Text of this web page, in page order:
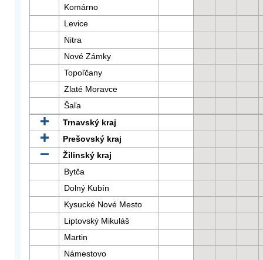
Komárno
Levice
Nitra
Nové Zámky
Topoľčany
Zlaté Moravce
Šaľa
Trnavský kraj
Prešovský kraj
Žilinský kraj
Bytča
Dolný Kubín
Kysucké Nové Mesto
Liptovský Mikuláš
Martin
Námestovo